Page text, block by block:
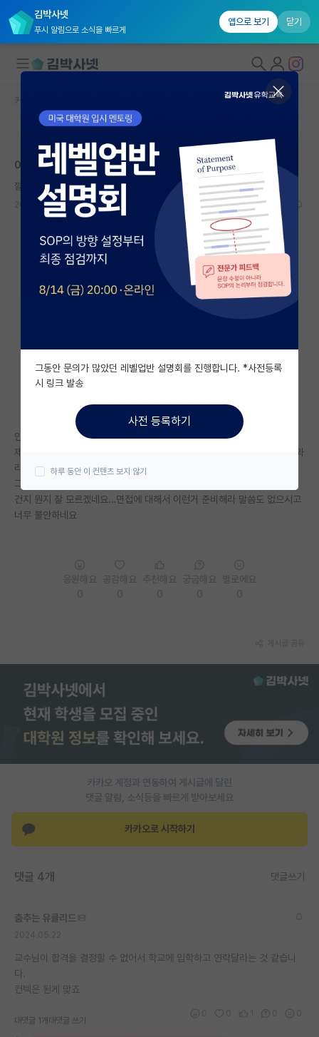
김박사넷
푸시 알림으로 소식을 빠르게
앱으로 보기 닫기
대학원생 모집
국내대학원 정보
연구실&오픈랩
커뮤니티
커뮤니티 홈
전체글보기
베스트 게시판
자유 게시판(아무개랩)
미국 유학 게시판
미국 대학원 합격 후기 게시판
대학원생 모집 게시판
연구실(PI) 홍보 게시판
석박사 채용 정보 게시판
PI 전용 게시판
인문사회 계열 게시판
특수/전문대학원 게시판
반도체/AI 게시판
장학금/장학생 게시판
학술 정보 게시판
이벤트
재팬라운지 🌸
커뮤니티 홈
본문이 수정되지 않는 박제글입니다.
이거 컨텍이 맞을까요?
깔끔한 척척박사
2024.05.22 4 1370
안녕하세요. 현재 면접을 준비중인 예비 대학원생입니다.
제가 올 2월에 교수님께 메일을 드리고 답장으로 ‘지원해서 합격하면 찾아와
라, 연구실에 TO는 있다. ‘라는 답장받았습니다.
그 뒤로 원서작성하며 도움을 구하고 도움을 받기도 했는데 이게 컨텍이 된
건지 뭔지 잘 모르겠네요…면접에 대해서 이런거 준비해라 말씀도 없으시고
너무 불안하네요
카카오 계정과 연동하여 게시글에 달린
댓글 알람, 소식등을 빠르게 받아보세요
카카오로 시작하기
댓글 4개 댓글쓰기
춤추는 유클리드
교수님이 합격을 결정할 수 없어서 학교에 입학하고 연락달라는 것 같습니
다.
컨텍은 된게 맞죠
대댓글 1개 대댓글 쓰기
그동안 문의가 많았던 레벨업반 설명회를 진행합니다. *사전등록
시 링크 발송
사전 등록하기
하루 동안 이 컨텐츠 보지 않기